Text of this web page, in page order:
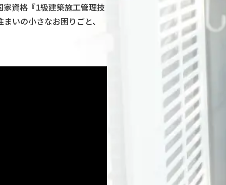
資格『1級建築施工管理技
いの小さなお困りごと、